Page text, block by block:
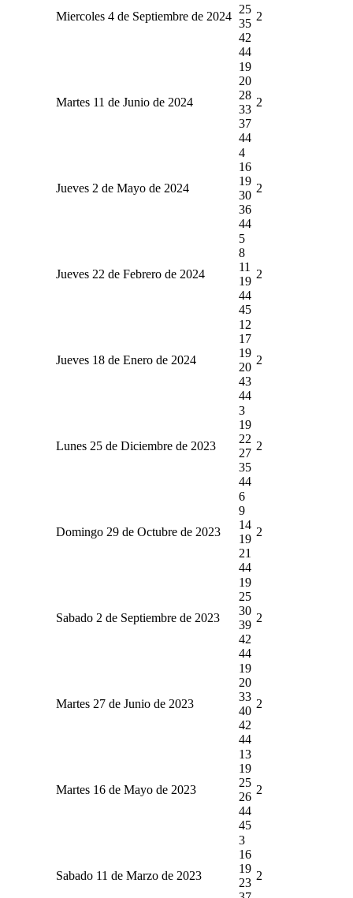
Miercoles 4 de Septiembre de 2024
25
35
42
44
2
Martes 11 de Junio de 2024
19
20
28
33
37
44
2
Jueves 2 de Mayo de 2024
4
16
19
30
36
44
2
Jueves 22 de Febrero de 2024
5
8
11
19
44
45
2
Jueves 18 de Enero de 2024
12
17
19
20
43
44
2
Lunes 25 de Diciembre de 2023
3
19
22
27
35
44
2
Domingo 29 de Octubre de 2023
6
9
14
19
21
44
2
Sabado 2 de Septiembre de 2023
19
25
30
39
42
44
2
Martes 27 de Junio de 2023
19
20
33
40
42
44
2
Martes 16 de Mayo de 2023
13
19
25
26
44
45
2
Sabado 11 de Marzo de 2023
3
16
19
23
2